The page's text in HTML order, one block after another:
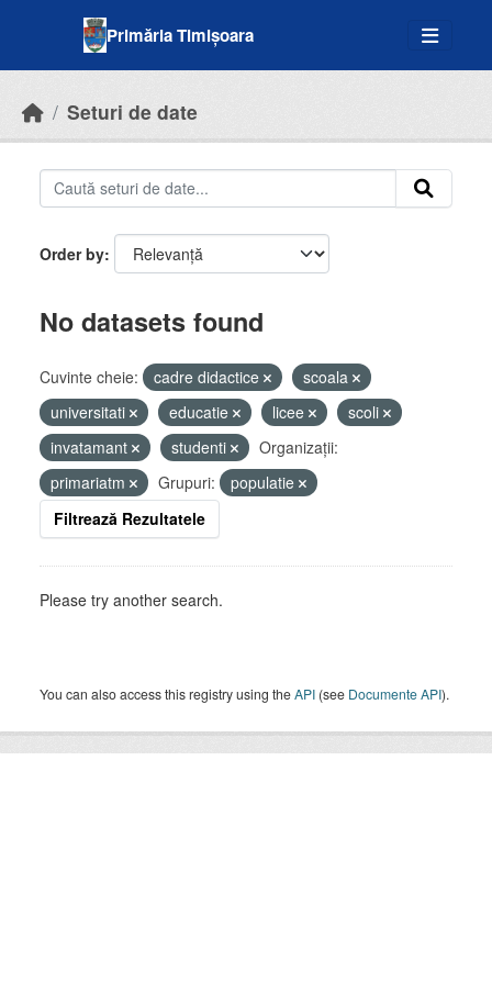
Primăria Timișoara
Seturi de date
Order by
No datasets found
Cuvinte cheie: cadre didactice
scoala
universitati
educatie licee
scoli
invatamant
studenti
Organizații:
primariatm
Grupuri:
populatie
Filtrează Rezultatele
Please try another search.
You can also access this registry using theAPI (see Documente API).